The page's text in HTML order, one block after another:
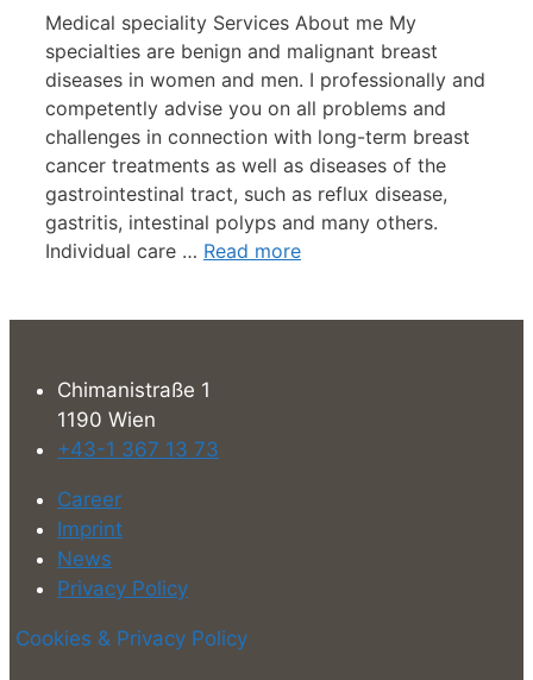
Medical speciality Services About me My
specialties are benign and malignant breast
diseases in women and men. I professionally and
competently advise you on all problems and
challenges in connection with long-term breast
cancer treatments as well as diseases of the
gastrointestinal tract, such as reflux disease,
gastritis, intestinal polyps and many others.
Individual care … Read more
Chimanistraße 1
1190 Wien
+43-1 367 13 73
Career
Imprint
News
Privacy Policy
Cookies & Privacy Policy